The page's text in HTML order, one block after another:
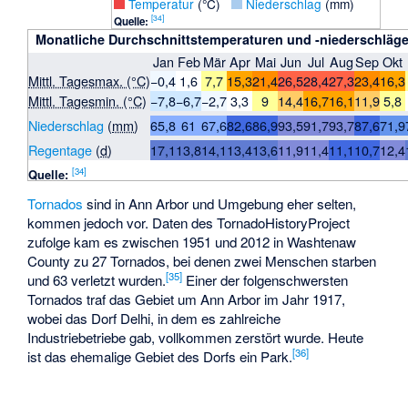
Quelle: [34]
Monatliche Durchschnittstemperaturen und -
Jan FebMärApr Mai Jun Jul AugSep Okt
Mittl. Tagesmax. (°C)−0,4 1,6 7,7 15,321,426,528,427,323,416,3
Mittl. Tagesmin. (°C) −7,8−6,7−2,7 3,3 9 14,416,716,111,9 5,8
Niederschlag (mm) 65,8 61 67,682,686,993,591,793,787,671,9
Regentage (d) 17,113,814,113,413,611,911,411,110,712,4
Quelle: [34]
Tornados sind in Ann Arbor und Umgebung eher selten,
kommen jedoch vor. Daten des TornadoHistoryProject
zufolge kam es zwischen 1951 und 2012 in Washtenaw
County zu 27 Tornados, bei denen zwei Menschen starben
und 63 verletzt wurden.[35] Einer der folgenschwersten
Tornados traf das Gebiet um Ann Arbor im Jahr 1917,
wobei das Dorf Delhi, in dem es zahlreiche
Industriebetriebe gab, vollkommen zerstört wurde. Heute
ist das ehemalige Gebiet des Dorfs ein Park.[36]